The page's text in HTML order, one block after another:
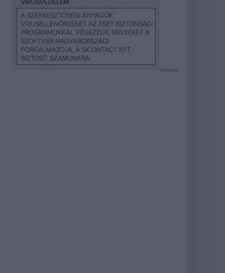
Hirdetés